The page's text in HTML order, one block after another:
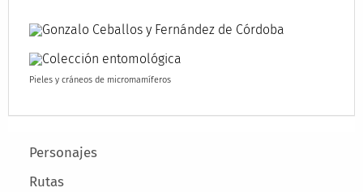
Main menu
Personajes
Rutas
Pieles y cráneos de micromamíferos